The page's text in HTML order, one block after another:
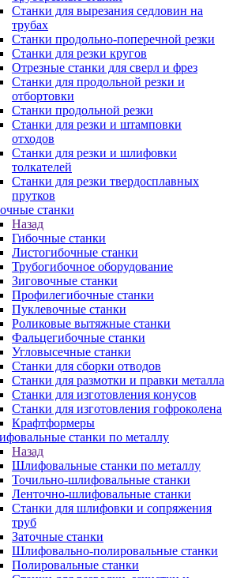
Станки для вырезания седловин на
трубаx
Станки продольно-поперечной резки
Станки для резки кругов
Отрезные станки для сверл и фрез
Станки для продольной резки и
отбортовки
Станки продольной резки
Станки для резки и штамповки
отходов
Станки для резки и шлифовки
толкателей
Станки для резки твердосплавных
прутков
станки
Назад
Гибочные станки
Листогибочные станки
Трубогибочное оборудование
Зиговочные станки
Профилегибочные станки
Пуклевочные станки
Роликовые вытяжные станки
Фальцегибочные станки
Угловысечные станки
Станки для сборки отводов
Станки для размотки и правки металла
Станки для изготовления конусов
Станки для изготовления гофроколена
Крафтформеры
станки по металлу
Назад
Шлифовальные станки по металлу
Точильно-шлифовальные станки
Ленточно-шлифовальные станки
Станки для шлифовки и сопряжения
труб
Заточные станки
Шлифовально-полировальные станки
Полировальные станки